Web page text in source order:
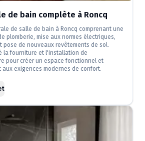
de bain complète à Roncq
de salle de bain à Roncq comprenant une
plomberie, mise aux normes électriques,
pose de nouveaux revêtements de sol.
la fourniture et l'installation de
pour créer un espace fonctionnel et
exigences modernes de confort.